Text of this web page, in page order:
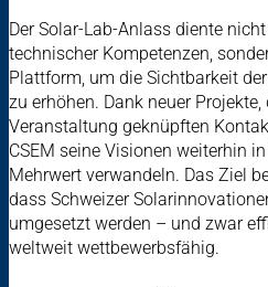
Der Solar-Lab-Anlass diente
technischer Kompetenzen,
Plattform, um die Sichtbarkeit
zu erhöhen. Dank neuer
Veranstaltung geknüpften
CSEM seine Visionen weiterhin
Mehrwert verwandeln. Das Ziel
dass Schweizer
umgesetzt werden – und zwar
weltweit wettbewerbsfähig.